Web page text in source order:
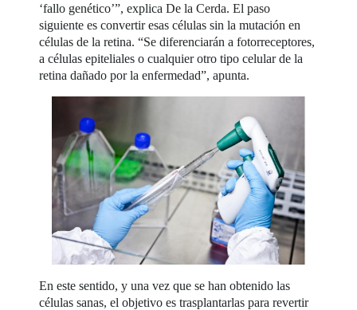
‘fallo genético’”, explica De la Cerda. El paso
siguiente es convertir esas células sin la mutación en
células de la retina. “Se diferenciarán a fotorreceptores,
a células epiteliales o cualquier otro tipo celular de la
retina dañado por la enfermedad”, apunta.
En este sentido, y una vez que se han obtenido las
células sanas, el objetivo es trasplantarlas para revertir